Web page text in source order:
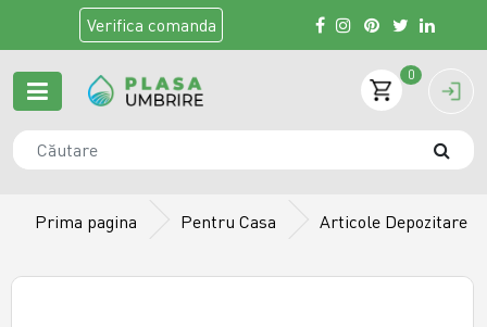
Verifica comanda
0
Prima pagina Pentru Casa Articole Depozitare